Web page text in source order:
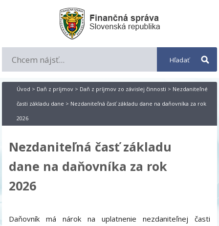
Úvod > Daň z príjmov > Daň z príjmov zo závislej činnosti > Nezdaniteľné
časti základu dane > Nezdaniteľná časť základu dane na daňovníka za rok
2026
Nezdaniteľná časť základu
dane na daňovníka za rok
2026
Daňovník má nárok na uplatnenie nezdaniteľnej časti